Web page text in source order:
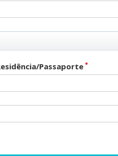
Passaporte*